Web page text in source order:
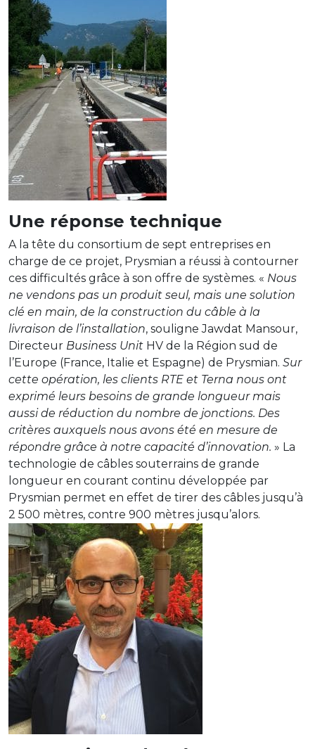
Une réponse technique
A la tête du consortium de sept entreprises en
charge de ce projet, Prysmian a réussi à contourner
ces difficultés grâce à son offre de systèmes. « Nous
ne vendons pas un produit seul, mais une solution
clé en main, de la construction du câble à la
livraison de l’installation, souligne Jawdat Mansour,
Directeur Business Unit HV de la Région sud de
l’Europe (France, Italie et Espagne) de Prysmian. Sur
cette opération, les clients RTE et Terna nous ont
exprimé leurs besoins de grande longueur mais
aussi de réduction du nombre de jonctions. Des
critères auxquels nous avons été en mesure de
répondre grâce à notre capacité d’innovation. » La
technologie de câbles souterrains de grande
longueur en courant continu développée par
Prysmian permet en effet de tirer des câbles jusqu’à
2 500 mètres, contre 900 mètres jusqu’alors.